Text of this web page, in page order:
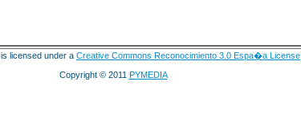
is licensed under a Creative Commons Reconocimiento 3.0 Espa�a License
Copyright © 2011 PYMEDIA